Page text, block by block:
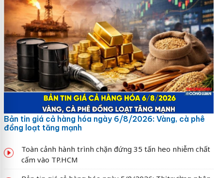
Bản tin giá cả hàng hóa ngày 6/8/2026: Vàng, cà phê
đồng loạt tăng mạnh
Toàn cảnh hành trình chặn đứng 35 tấn heo nhiễm chất
cấm vào TP.HCM